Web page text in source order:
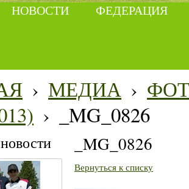
НОВОСТИ ФЕДЕРАЦИЯ
› МЕДИА ›
› _MG_0826
_MG_0826
Вернуться к списку